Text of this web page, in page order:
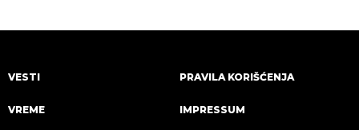
VESTI
VREME
PRAVILA KORIŠĆENJA
IMPRESSUM